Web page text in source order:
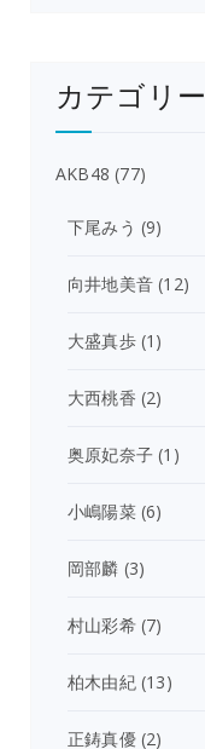
カテゴリー
AKB48 (77)
下尾みう (9)
向井地美音 (12)
大盛真歩(1)
大西桃香 (2)
奥原妃奈子 (1)
小嶋陽菜(6)
岡部麟 (3)
村山彩希(7)
柏木由紀(13)
正鋳真優(2)